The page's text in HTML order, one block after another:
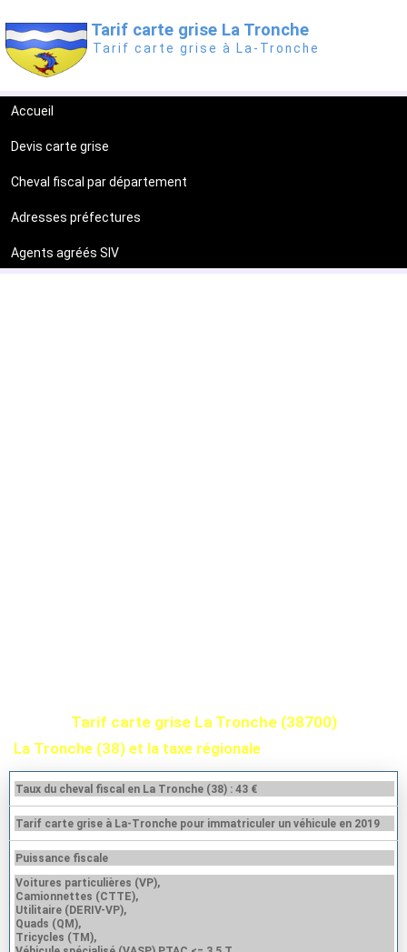
Tarif carte grise La Tronche
Tarif carte grise à La-Tronche
Accueil
Devis carte grise
Cheval fiscal par département
Adresses préfectures
Agents agréés SIV
Tarif carte grise La Tronche (38700)
La Tronche (38) et la taxe régionale
Taux du cheval fiscal en La Tronche (38) : 43 €
Tarif carte grise à La-Tronche pour immatriculer un véhicule en 2019
Puissance fiscale
Voitures particulières (VP),
Camionnettes (CTTE),
Utilitaire (DERIV-VP),
Quads (QM),
Tricycles (TM),